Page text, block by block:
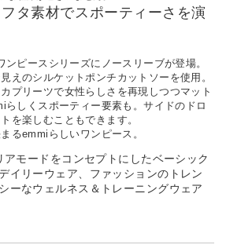
タ素材でスポーティーさを演
ピースシリーズにノースリーブが登場。
えのシルケットポンチカットソーを使用。
プリーツで女性らしさを再現しつつマット
らしくスポーティー要素も。サイドのドロ
を楽しむこともできます。
るemmiらしいワンピース。
モードをコンセプトにしたベーシック
イリーウェア、ファッションのトレン
ーなウェルネス＆トレーニングウェア